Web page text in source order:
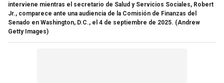
interviene mientras el secretario de Salud y Servicios Sociales, Robert
Jr., comparece ante una audiencia de la Comisión de Finanzas del
Senado en Washington, D.C., el 4 de septiembre de 2025. (Andrew
Getty Images)